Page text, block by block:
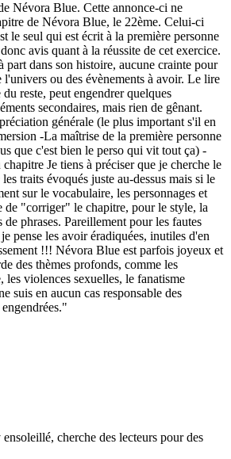
Névora Blue. Cette annonce-ci ne
de Névora Blue, le 22ème. Celui-ci
le seul qui est écrit à la première personne
avis quant à la réussite de cet exercice.
part dans son histoire, aucune crainte pour
ou des évènements à avoir. Le lire
reste, peut engendrer quelques
secondaires, mais rien de gênant.
générale (le plus important s'il en
-La maîtrise de la première personne
que c'est bien le perso qui vit tout ça) -
Je tiens à préciser que je cherche le
traits évoqués juste au-dessus mais si le
sur le vocabulaire, les personnages et
de "corriger" le chapitre, pour le style, la
phrases. Pareillement pour les fautes
pense les avoir éradiquées, inutiles d'en
!!! Névora Blue est parfois joyeux et
des thèmes profonds, comme les
les violences sexuelles, le fanatisme
suis en aucun cas responsable des
"
cherche des lecteurs pour des